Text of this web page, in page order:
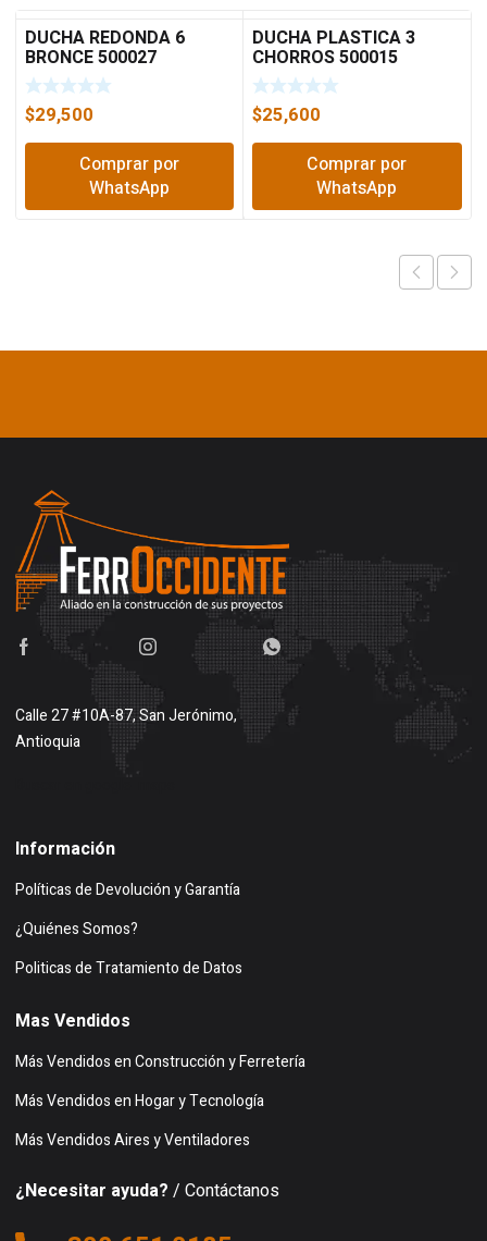
DUCHA REDONDA 6
BRONCE 500027
$29,500
Comprar por
WhatsApp
DUCHA PLASTICA 3
CHORROS 500015
$25,600
Comprar por
WhatsApp
Calle 27 #10A-87, San Jerónimo,
Antioquia
Información
Políticas de Devolución y Garantía
¿Quiénes Somos?
Politicas de Tratamiento de Datos
Mas Vendidos
Más Vendidos en Construcción y Ferretería
Más Vendidos en Hogar y Tecnología
Más Vendidos Aires y Ventiladores
¿Necesitar ayuda? / Contáctanos